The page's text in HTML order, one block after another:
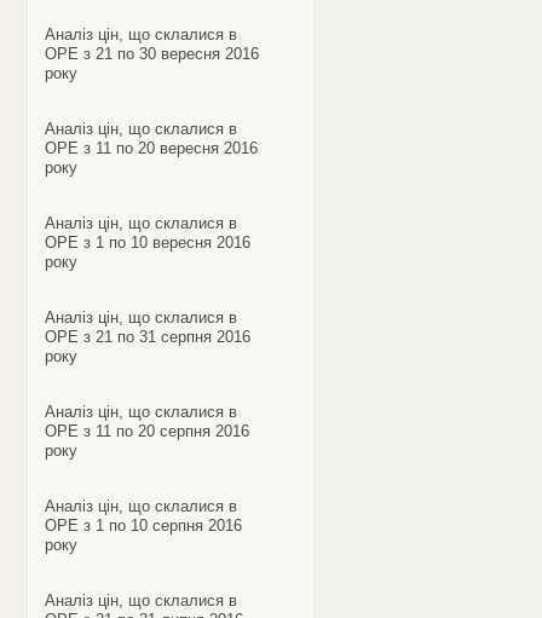
Аналіз цін, що склалися в
ОРЕ з 21 по 30 вересня 2016
року
Аналіз цін, що склалися в
ОРЕ з 11 по 20 вересня 2016
року
Аналіз цін, що склалися в
ОРЕ з 1 по 10 вересня 2016
року
Аналіз цін, що склалися в
ОРЕ з 21 по 31 серпня 2016
року
Аналіз цін, що склалися в
ОРЕ з 11 по 20 серпня 2016
року
Аналіз цін, що склалися в
ОРЕ з 1 по 10 серпня 2016
року
Аналіз цін, що склалися в